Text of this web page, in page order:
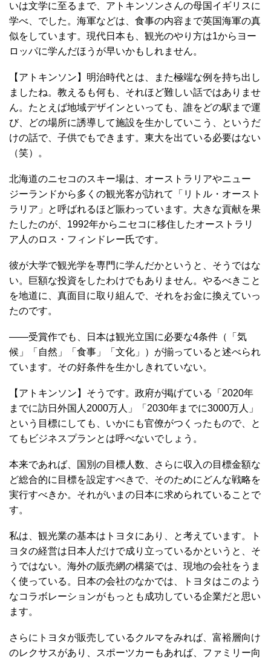
いは文学に至るまで、アトキンソンさんの母国イギリスに
学べ、でした。海軍などは、食事の内容まで英国海軍の真
似をしています。現代日本も、観光のやり方は1からヨー
ロッパに学んだほうが早いかもしれません。
【アトキンソン】明治時代とは、また極端な例を持ち出し
ましたね。教えるも何も、それほど難しい話ではありませ
ん。たとえば地域デザインといっても、誰をどの駅まで運
び、どの場所に誘導して施設を生かしていこう、というだ
けの話で、子供でもできます。東大を出ている必要はない
（笑）。
北海道のニセコのスキー場は、オーストラリアやニュー
ジーランドから多くの観光客が訪れて「リトル・オースト
ラリア」と呼ばれるほど賑わっています。大きな貢献を果
たしたのが、1992年からニセコに移住したオーストラリ
ア人のロス・フィンドレー氏です。
彼が大学で観光学を専門に学んだかというと、そうではな
い。巨額な投資をしたわけでもありません。やるべきこと
を地道に、真面目に取り組んで、それをお金に換えていっ
たのです。
――受賞作でも、日本は観光立国に必要な4条件（「気
候」「自然」「食事」「文化」）が揃っていると述べられ
ています。その好条件を生かしきれていない。
【アトキンソン】そうです。政府が掲げている「2020年
までに訪日外国人2000万人」「2030年までに3000万人」
という目標にしても、いかにも官僚がつくったもので、と
てもビジネスプランとは呼べないでしょう。
本来であれば、国別の目標人数、さらに収入の目標金額な
ど総合的に目標を設定すべきで、そのためにどんな戦略を
実行すべきか。それがいまの日本に求められていることで
す。
私は、観光業の基本はトヨタにあり、と考えています。ト
ヨタの経営は日本人だけで成り立っているかというと、そ
うではない。海外の販売網の構築では、現地の会社をうま
く使っている。日本の会社のなかでは、トヨタはこのよう
なコラボレーションがもっとも成功している企業だと思い
ます。
さらにトヨタが販売しているクルマをみれば、富裕層向け
のレクサスがあり、スポーツカーもあれば、ファミリー向